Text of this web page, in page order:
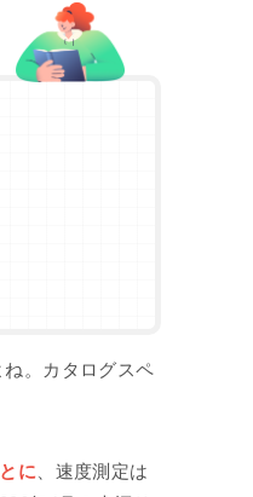
。カタログスペ
に 、速度測定は